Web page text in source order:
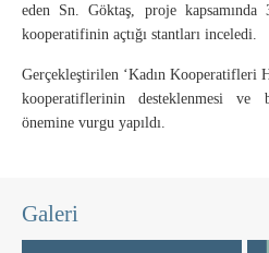
eden Sn. Göktaş, proje
kooperatifinin açtığı stantları inceledi.
Gerçekleştirilen ‘Kadın Kooperatifleri
kooperatiflerinin desteklenmesi ve
önemine vurgu yapıldı.
Galeri